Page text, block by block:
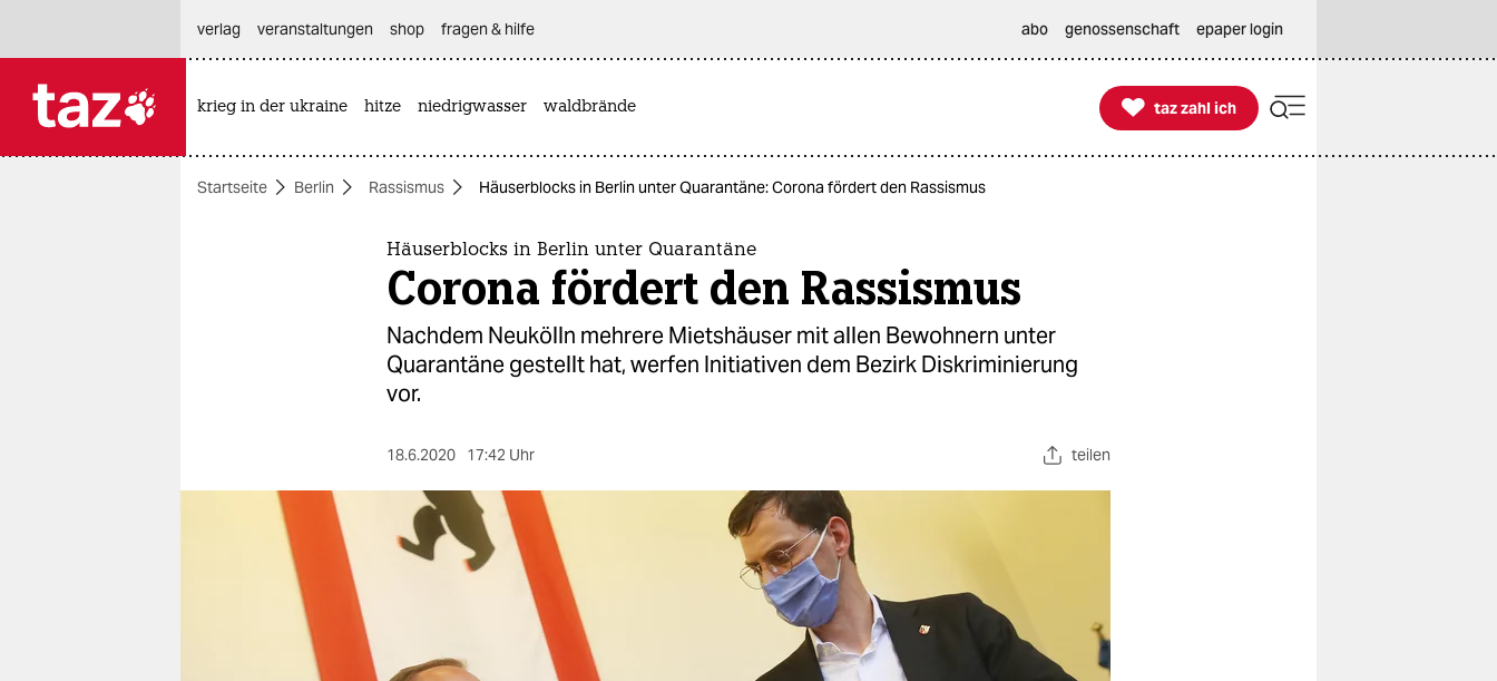
themen
verlag
veranstaltungen shop fragen & hilfe abo genossenschaft epaper login
krieg in der ukraine hitze niedrigwasser waldbrände 
taz zahl ich
taz zahl ich
Startseite Berlin Rassismus Häuserblocks in Berlin unter Quarantäne: Corona fördert den Rassismus
Häuserblocks in Berlin unter Quarantäne
Corona fördert den Rassismus
Nachdem Neukölln mehrere Mietshäuser mit allen Bewohnern unter
Quarantäne gestellt hat, werfen Initiativen dem Bezirk Diskriminierung
vor.
18.6.2020 17:42 Uhr teilen